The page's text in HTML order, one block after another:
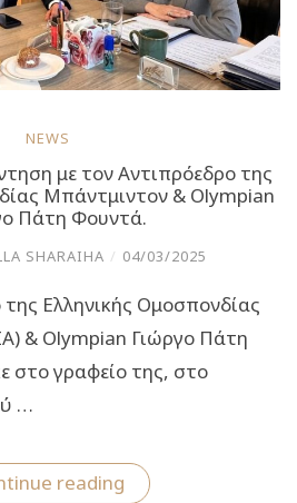
NEWS
με τον Αντιπρόεδρο της
Μπάντμιντον & Olympian
Πάτη Φουντά.
SHARAIHA / 04/03/2025
Ελληνικής Ομοσπονδίας
& Olympian Γιώργο Πάτη
στο γραφείο της, στο
…
reading“Έλενα